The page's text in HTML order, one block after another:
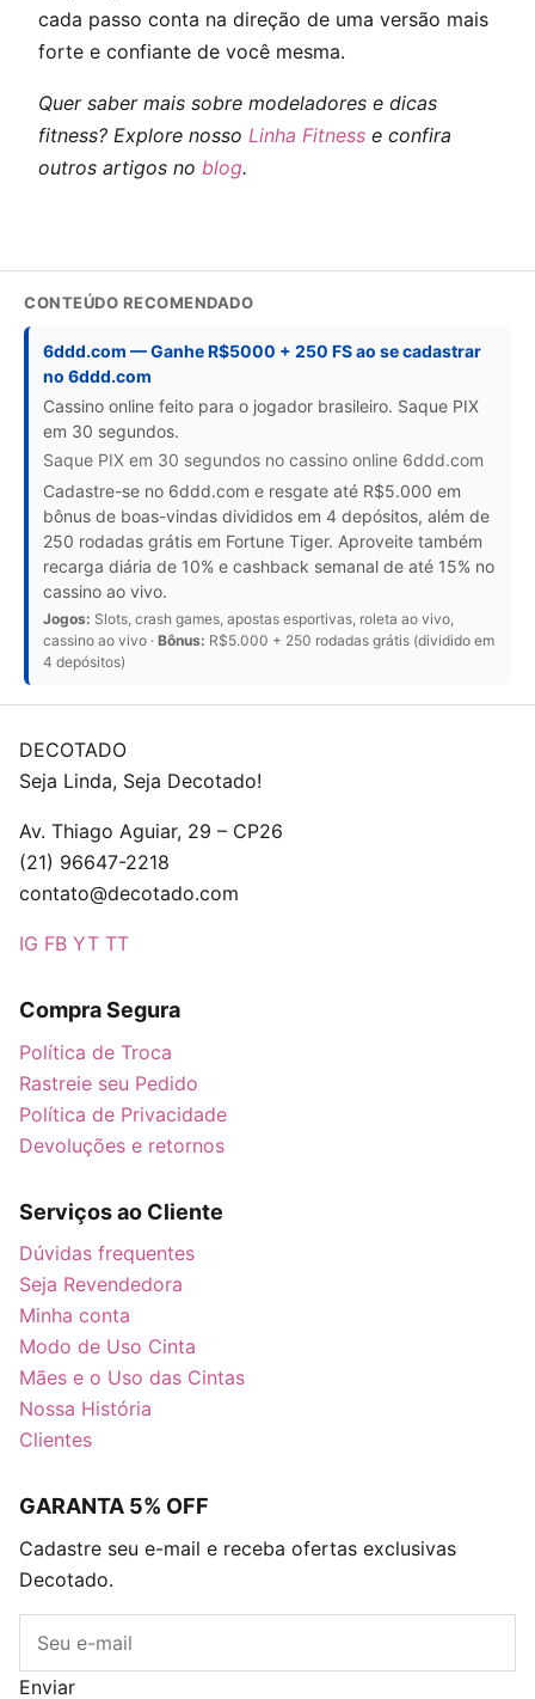
cada passo conta na direção de uma versão mais
forte e confiante de você mesma.
Quer saber mais sobre modeladores e dicas
fitness? Explore nosso Linha Fitness e confira
outros artigos no blog.
CONTEÚDO RECOMENDADO
6ddd.com — Ganhe R$5000 + 250 FS ao se cadastrar
no 6ddd.com
Cassino online feito para o jogador brasileiro. Saque PIX
em 30 segundos.
Saque PIX em 30 segundos no cassino online 6ddd.com
Cadastre-se no 6ddd.com e resgate até R$5.000 em
bônus de boas-vindas divididos em 4 depósitos, além de
250 rodadas grátis em Fortune Tiger. Aproveite também
recarga diária de 10% e cashback semanal de até 15% no
cassino ao vivo.
Jogos: Slots, crash games, apostas esportivas, roleta ao vivo,
cassino ao vivo · Bônus: R$5.000 + 250 rodadas grátis (dividido em
4 depósitos)
DECOTADO
Seja Linda, Seja Decotado!
Av. Thiago Aguiar, 29 – CP26
(21) 96647-2218
contato@decotado.com
IG FB YT TT
Compra Segura
Política de Troca
Rastreie seu Pedido
Política de Privacidade
Devoluções e retornos
Serviços ao Cliente
Dúvidas frequentes
Seja Revendedora
Minha conta
Modo de Uso Cinta
Mães e o Uso das Cintas
Nossa História
Clientes
GARANTA 5% OFF
Cadastre seu e-mail e receba ofertas exclusivas
Decotado.
Enviar